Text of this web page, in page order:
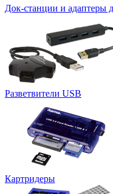
Док-станции и адаптеры
Разветвители USB
Картридеры